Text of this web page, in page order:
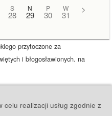
S
28
N
29
P
30
W
31
>
przytoczone za
i błogosławionych. na
realizacji usług zgodnie z